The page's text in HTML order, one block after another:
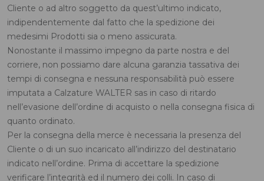
Cliente o ad altro soggetto da quest’ultimo indicato,
indipendentemente dal fatto che la spedizione dei
medesimi Prodotti sia o meno assicurata.
Nonostante il massimo impegno da parte nostra e del
corriere, non possiamo dare alcuna garanzia tassativa dei
tempi di consegna e nessuna responsabilità può essere
imputata a Calzature WALTER sas in caso di ritardo
nell’evasione dell’ordine di acquisto o nella consegna fisica di
quanto ordinato.
Per la consegna della merce è necessaria la presenza del
Cliente o di un suo incaricato all’indirizzo del destinatario
indicato nell’ordine. Prima di accettare la spedizione
verificare l’integrità ed il numero dei colli. In caso di